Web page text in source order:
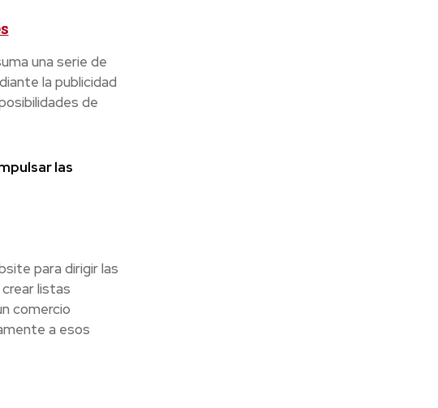
una serie de
la publicidad
de
las
para dirigir las
listas
comercio
a esos